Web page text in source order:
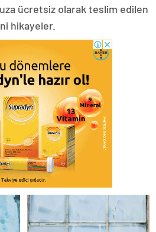
ücretsiz olarak teslim edilen
hikayeler.